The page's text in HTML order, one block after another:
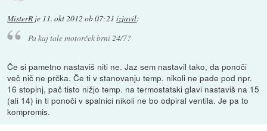
MisterR je 11. okt 2012 ob 07:21 izjavil:
Pa kaj tale motorček brni 24/7?
Če si pametno nastaviš niti ne. Jaz sem nastavil tako, da ponoči
več nič ne prčka. Če ti v stanovanju temp. nikoli ne pade pod npr.
16 stopinj, pač tisto nižjo temp. na termostatski glavi nastaviš na 15
(ali 14) in ti ponoči v spalnici nikoli ne bo odpiral ventila. Je pa to
kompromis.